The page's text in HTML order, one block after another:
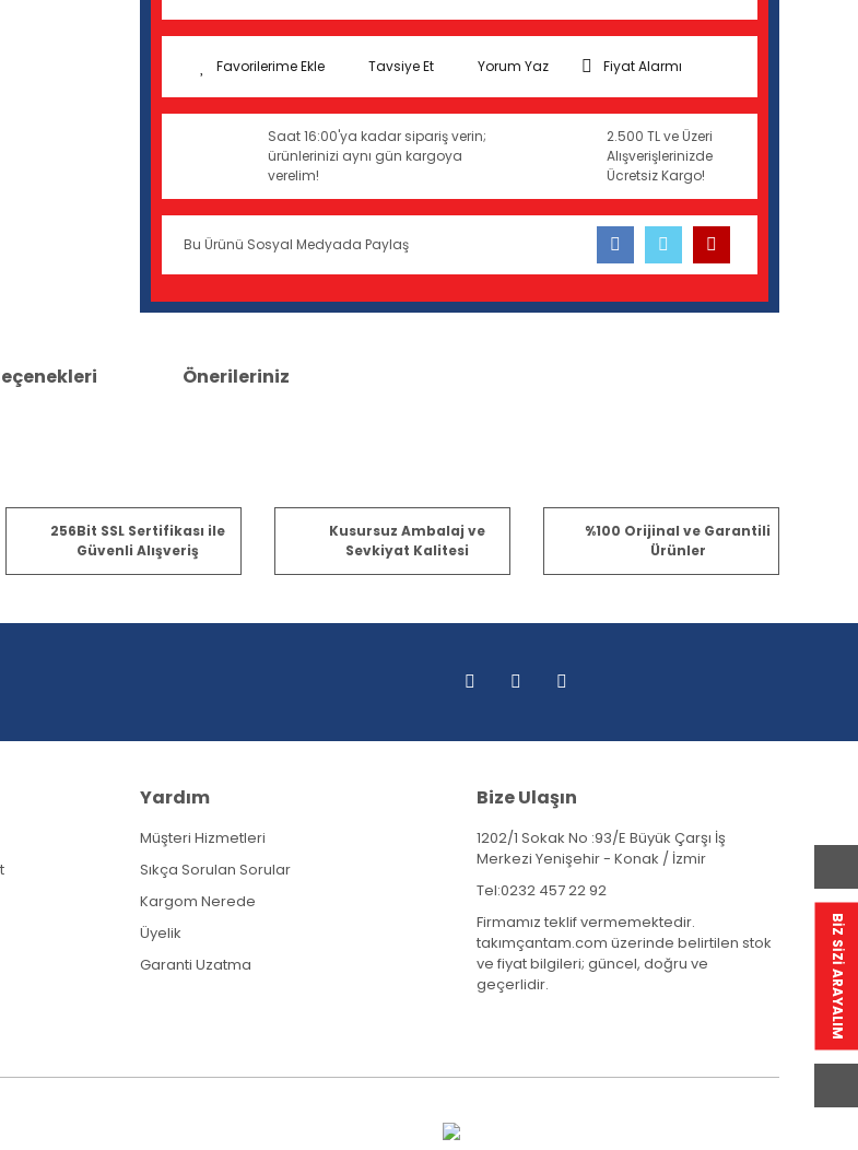
Tavsiye Et Yorum Yaz Fiyat Alarmı
Saat 16:00'ya kadar sipariş verin;
ürünlerinizi aynı gün kargoya
verelim!
2.500 TL ve Üzeri
Alışverişlerinizde
Ücretsiz Kargo!
Bu Ürünü Sosyal Medyada Paylaş
Önerileriniz
Bu ürüne ilk yorumu siz yapın!
gördüğünüz noktaları öneri formunu kullanarak tarafımıza iletebilirsiniz.
256Bit SSL Sertifikası ile
Güvenli Alışveriş
Kusursuz Ambalaj ve
Sevkiyat Kalitesi
%100 Orijinal ve Garantili
Ürünler
Yardım
Müşteri Hizmetleri
Sıkça Sorulan Sorular
Kargom Nerede
Üyelik
Garanti Uzatma
Bize Ulaşın
1202/1 Sokak No :93/E Büyük Çarşı İş
Merkezi Yenişehir - Konak / İzmir
Tel:0232 457 22 92
Firmamız teklif vermemektedir.
takımçantam.com üzerinde belirtilen stok
ve fiyat bilgileri; güncel, doğru ve
geçerlidir.
BİZ SİZİ ARAYALIM